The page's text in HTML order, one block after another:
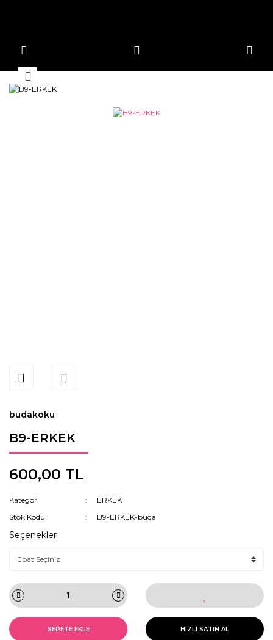
budakoku
B9-ERKEK
600,00 TL
Kategori
ERKEK
Stok Kodu
B9-ERKEK-buda
Seçenekler
SEPETE EKLE HIZLI SATIN AL